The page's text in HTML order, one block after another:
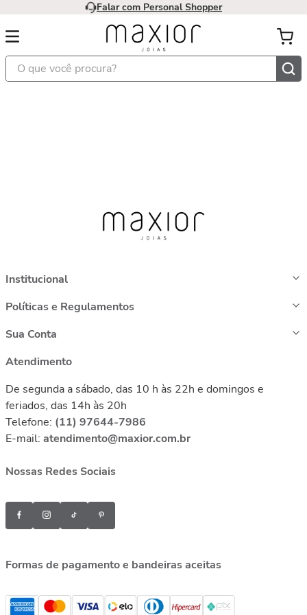
Falar com Personal Shopper
O que você procura?
Institucional
Políticas e Regulamentos
Sua Conta
Atendimento
De segunda a sábado, das 10 h às 22h e domingos e
feriados, das 14h às 20h
Telefone: (11) 97644-7986
E-mail: atendimento@maxior.com.br
Nossas Redes Sociais
Formas de pagamento e bandeiras aceitas